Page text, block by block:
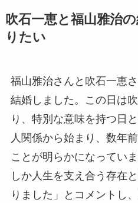
吹石一恵と福山雅治
りたい
福山雅治さんと吹石一恵
結婚しました。この日は
り、特別な意味を持つ日
人関係から始まり、数年
ことが明らかになってい
しか人生を支え合う存在
りました」とコメントし